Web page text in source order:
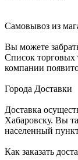
Самовывоз из
Вы можете
Список торговых
компании
Города Доставки
Доставка
Хабаровску. Вы
населенный
Как заказать